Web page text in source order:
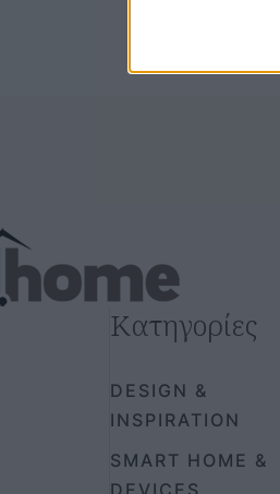
Κατηγορίες
DESIGN &
INSPIRATION
SMART HOME &